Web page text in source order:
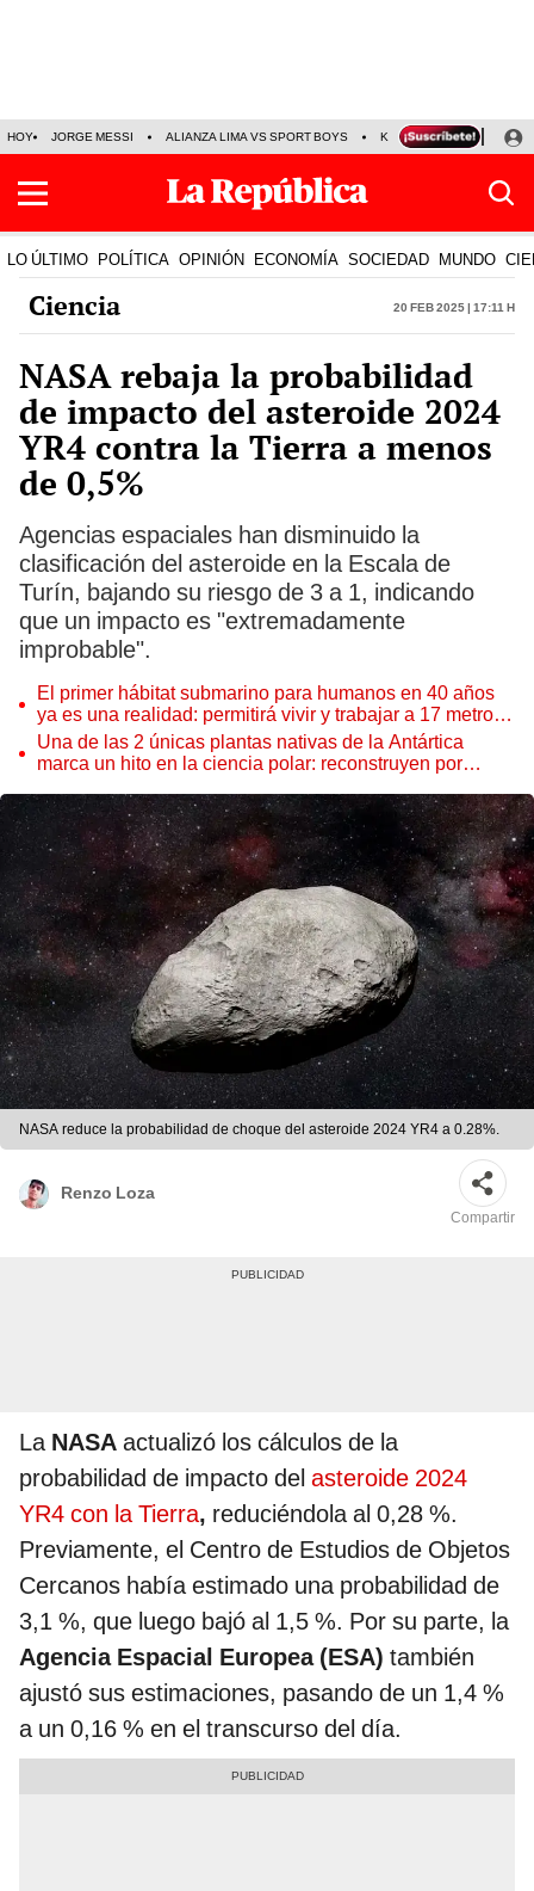
HOY JORGE MESSI ALIANZA LIMA VS SPORT BOYS KENJI FUJIMORI
LO ÚLTIMO POLÍTICA OPINIÓN ECONOMÍA SOCIEDAD MUNDO
Ciencia 20 Feb 2025 | 17:11 h
NASA rebaja la probabilidad
de impacto del asteroide 2024
YR4 contra la Tierra a menos
de 0,5%
Agencias espaciales han disminuido la
clasificación del asteroide en la Escala de
Turín, bajando su riesgo de 3 a 1, indicando
que un impacto es "extremadamente
improbable".
El primer hábitat submarino para humanos en 40 años
ya es una realidad: permitirá vivir y trabajar a 17 metros
de profundidad
Una de las 2 únicas plantas nativas de la Antártica
marca un hito en la ciencia polar: reconstruyen por
NASA reduce la probabilidad de choque del asteroide 2024 YR4 a 0.28%.
Renzo Loza
Compartir
La NASA actualizó los cálculos de la
probabilidad de impacto del asteroide 2024
YR4 con la Tierra, reduciéndola al 0,28 %.
Previamente, el Centro de Estudios de Objetos
Cercanos había estimado una probabilidad de
3,1 %, que luego bajó al 1,5 %. Por su parte, la
Agencia Espacial Europea (ESA) también
ajustó sus estimaciones, pasando de un 1,4 %
a un 0,16 % en el transcurso del día.